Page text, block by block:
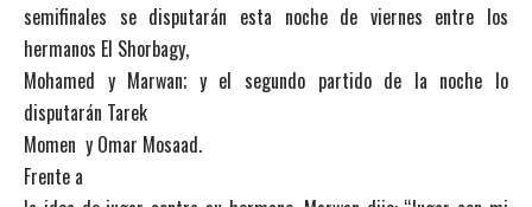
semifinales se disputarán esta noche de viernes entre los
hermanos El Shorbagy,
Mohamed y Marwan; y el segundo partido de la noche lo
disputarán Tarek
Momen y Omar Mosaad.
Frente a